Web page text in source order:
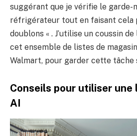
suggérant que je vérifie le garde-
réfrigérateur tout en faisant cela
doublons « . J’utilise un coussin
cet ensemble de listes de
Walmart, pour garder cette tâche
Conseils pour utiliser une
AI